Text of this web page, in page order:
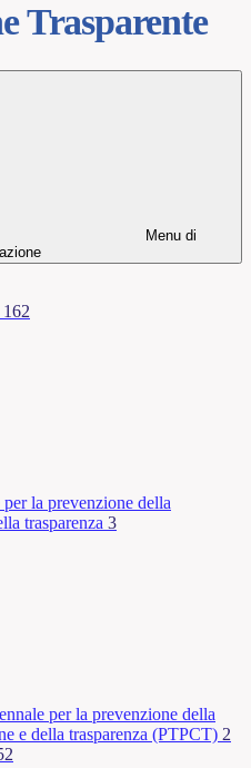
Trasparente
Menu di
162
la prevenzione della
trasparenza 3
per la prevenzione della
e della trasparenza (PTPCT) 2